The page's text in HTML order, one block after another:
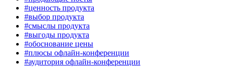
#ценность продукта
#выбор продукта
#смыслы продукта
#выгоды продукта
#обоснование цены
#плюсы офлайн-конференции
#аудитория офлайн-конференции